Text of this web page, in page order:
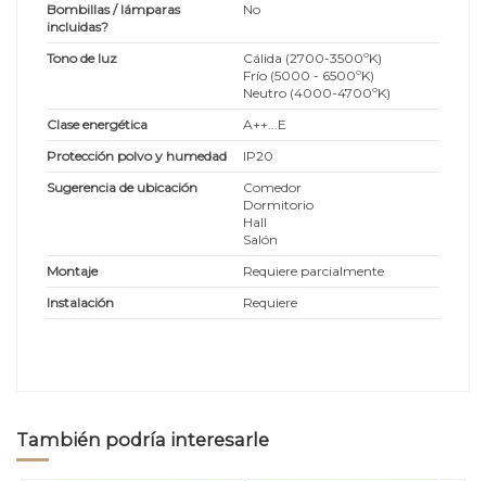
Bombillas / lámparas
incluidas?
No
Tono de luz
Cálida (2700-3500ºK)
Frío (5000 - 6500ºK)
Neutro (4000-4700ºK)
Clase energética
A++...E
Protección polvo y humedad
IP20
Sugerencia de ubicación
Comedor
Dormitorio
Hall
Salón
Montaje
Requiere parcialmente
Instalación
Requiere
También podría interesarle